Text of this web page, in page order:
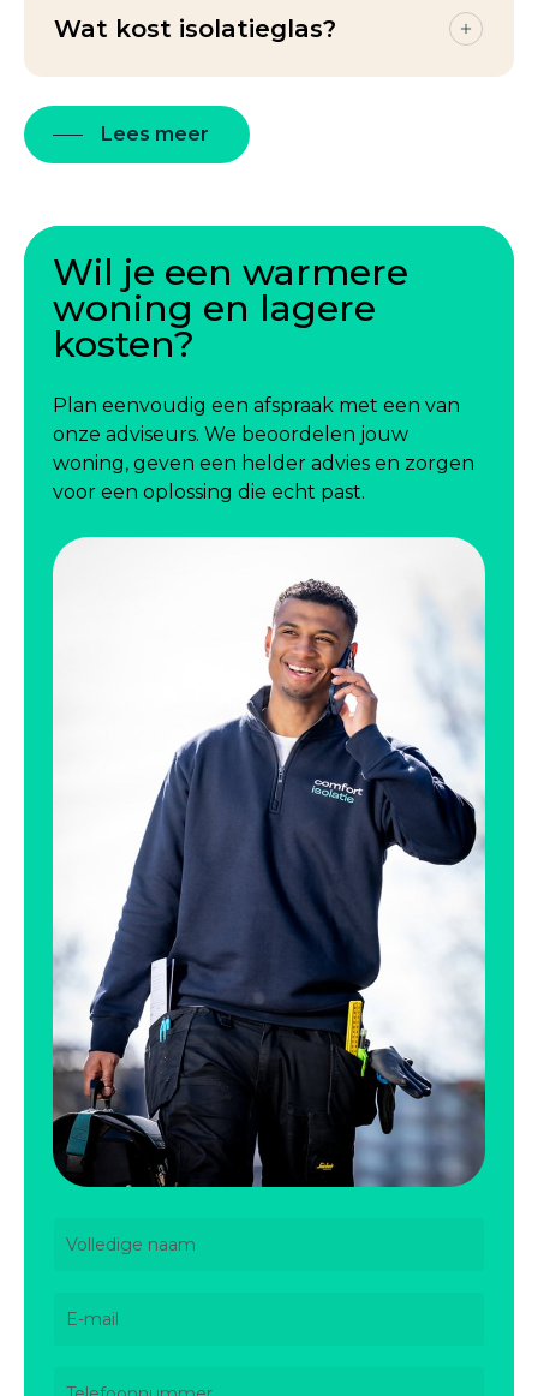
gemeentelijke subsidies.
Meer over subsidie
Wat kost isolatieglas?
ramen en het gekozen type isolatieglas. Na
een inspectie ontvang je een duidelijke,
Plan een afspraak
Lees meer
Wil je een warmere
woning en lagere
kosten?
Plan eenvoudig een afspraak met een van
onze adviseurs. We beoordelen jouw
woning, geven een helder advies en zorgen
voor een oplossing die echt past.
Volledige
E-